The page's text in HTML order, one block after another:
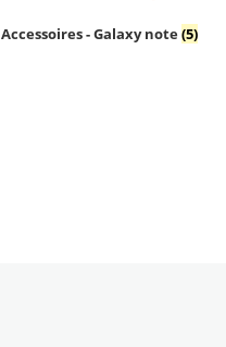
Accessoires - Galaxy note(5)